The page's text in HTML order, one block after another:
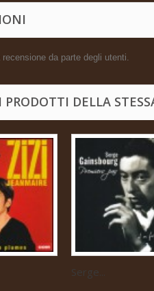
da parte degli utenti.
PRODOTTI DELLA
Serge...